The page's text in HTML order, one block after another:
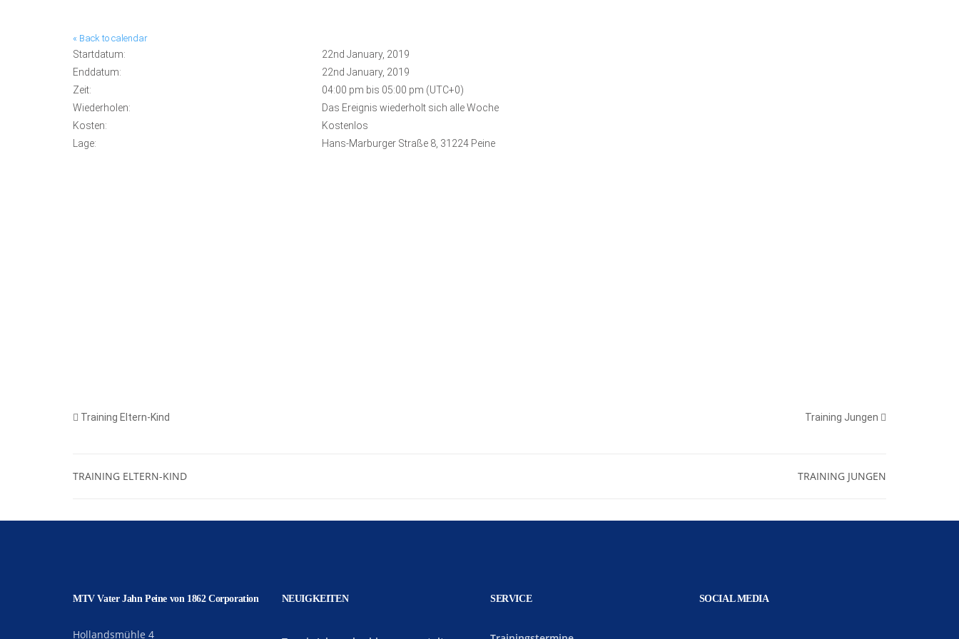
« Back to calendar
Startdatum:
22nd January, 2019
Enddatum:
22nd January, 2019
Zeit:
04:00 pm bis 05:00 pm (UTC+0)
Wiederholen:
Das Ereignis wiederholt sich alle Woche
Kosten:
Kostenlos
Lage:
Hans-Marburger Straße 8, 31224 Peine
Training Eltern-Kind Training Jungen
TRAINING ELTERN-KIND TRAINING JUNGEN
MTV Vater Jahn Peine von 1862 Corporation
Hollandsmühle 4
NEUIGKEITEN SERVICE SOCIAL MEDIA